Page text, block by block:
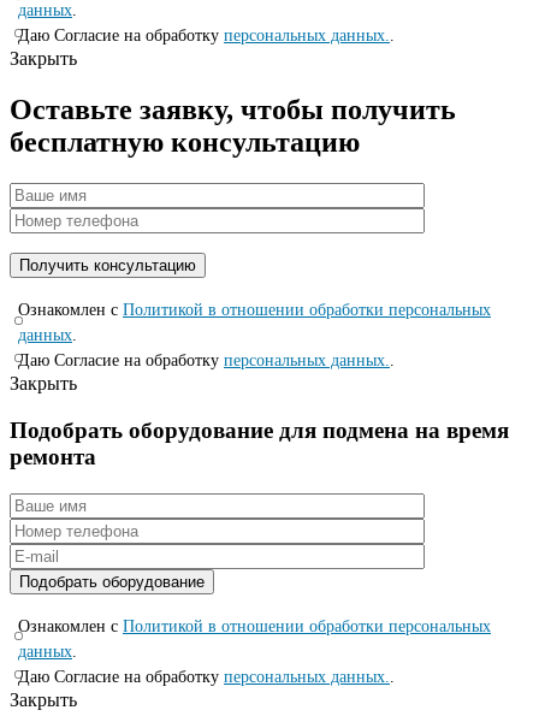
данных.
Даю Согласие на обработку персональных данных..
Закрыть
Оставьте заявку, чтобы получить
бесплатную консультацию
Ознакомлен с Политикой в отношении обработки персональных
данных.
Даю Согласие на обработку персональных данных..
Закрыть
Подобрать оборудование для подмена на время
ремонта
Ознакомлен с Политикой в отношении обработки персональных
данных
Даю Согласие на обработку персональных данных.
Закрыть